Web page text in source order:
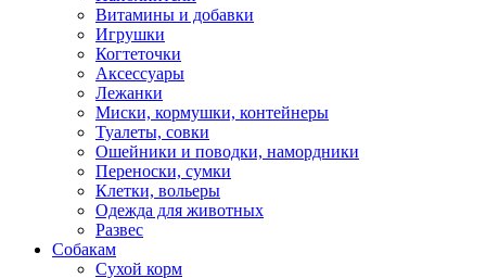
Витамины и добавки
Игрушки
Когтеточки
Аксессуары
Лежанки
Миски, кормушки, контейнеры
Туалеты, совки
Ошейники и поводки, намордники
Переноски, сумки
Клетки, вольеры
Одежда для животных
Развес
Собакам
Сухой корм